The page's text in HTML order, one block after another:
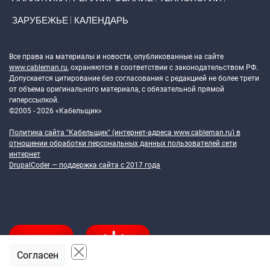
ЗАРУБЕЖЬЕ КАЛЕНДАРЬ
Все права на материалы и новости, опубликованные на сайте
www.cableman.ru, охраняются в соответствии с законодательством РФ.
Допускается цитирование без согласования с редакцией не более трети
от объема оригинального материала, с обязательной прямой
гиперссылкой.
©2005 - 2026 «Кабельщик»
Политика сайта "Кабельщик" (интернет-адреса www.cableman.ru) в
отношении обработки персональных данных пользователей сети
интернет
DrupalCoder — поддержка сайта c 2017 года
Согласен